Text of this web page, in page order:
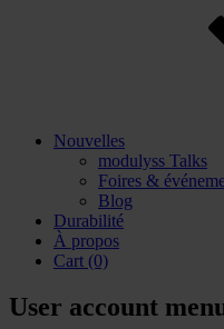
Nouvelles
modulyss Talks
Foires &
Blog
Durabilité
À propos
Cart (0)
User account